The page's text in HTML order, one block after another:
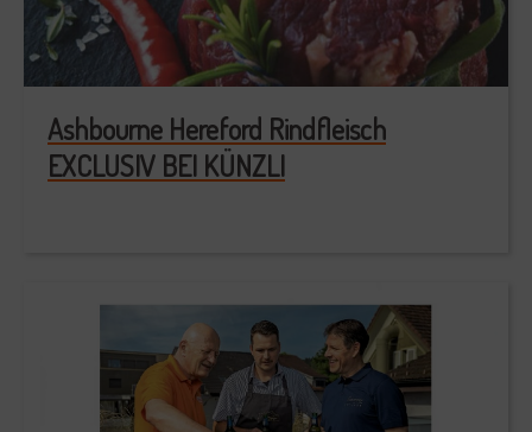
Ashbourne Hereford Rindfleisch
EXCLUSIV BEI KÜNZLI